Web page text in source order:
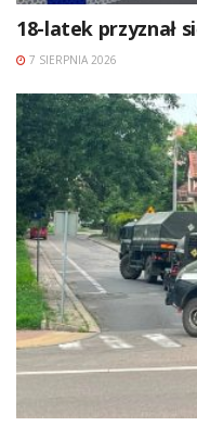
18-latek przyznał
7 SIERPNIA 2026